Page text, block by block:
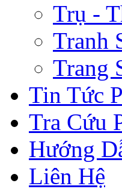
Trụ -
Tranh
Trang
Tin Tức
Tra Cứu
Hướng
Liên Hệ